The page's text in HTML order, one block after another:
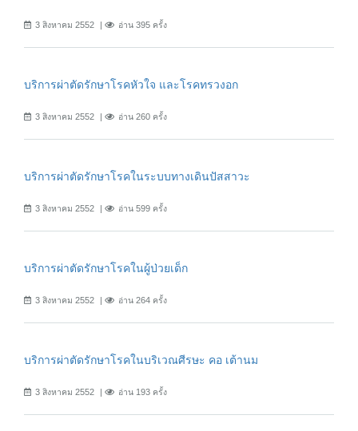
3 สิงหาคม 2552 อ่าน 395 ครั้ง
บริการผ่าตัดรักษาโรคหัวใจ และโรคทรวงอก
3 สิงหาคม 2552 อ่าน 260 ครั้ง
บริการผ่าตัดรักษาโรคในระบบทางเดินปัสสาวะ
3 สิงหาคม 2552 อ่าน 599 ครั้ง
บริการผ่าตัดรักษาโรคในผู้ป่วยเด็ก
3 สิงหาคม 2552 อ่าน 264 ครั้ง
บริการผ่าตัดรักษาโรคในบริเวณศีรษะ คอ เต้านม
3 สิงหาคม 2552 อ่าน 193 ครั้ง